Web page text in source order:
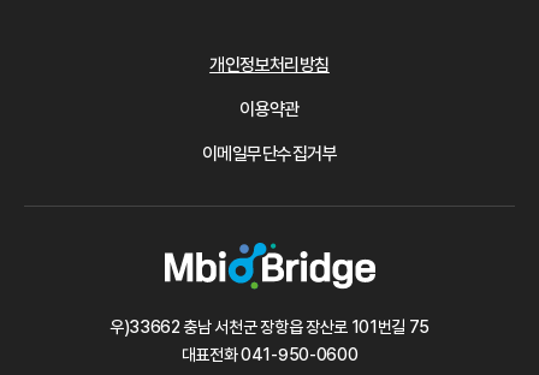
개인정보처리방침
이용약관
이메일무단수집거부
우)33662 충남 서천군 장항읍 장산로 101번길 75
대표전화041-950-0600